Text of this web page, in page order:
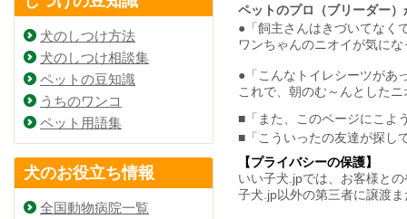
ペットのプロ（ブリーダー
●「飼主さんはきづいてなく
ワンちゃんのニオイが気に
●「こんなトイレシーツがあ
これで、朝のむ～んとした
■「また、このページにこよ
■「こういったの友達が探し
【プライバシーの保護】
いい子犬.jpでは、お客様と
子犬.jp以外の第三者に譲渡
犬のしつけ方法
犬のしつけ相談集
ペットの豆知識
うちのワンコ
ペット用語集
犬のお役立ち情報
全国動物病院一覧